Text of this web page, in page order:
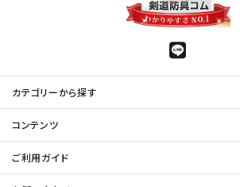
カテゴリーから探す
コンテンツ
ご利用ガイド